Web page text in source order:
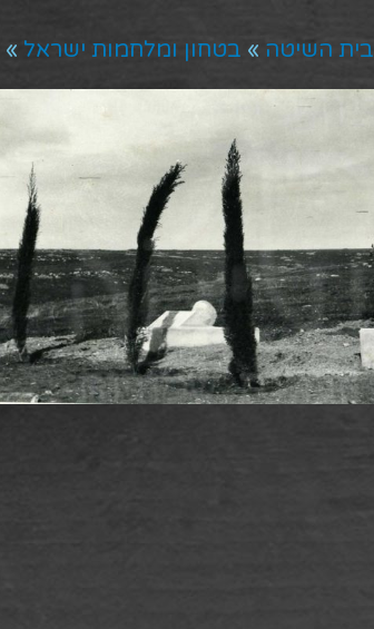
בית השיטה » בטחון ומלחמות ישראל »